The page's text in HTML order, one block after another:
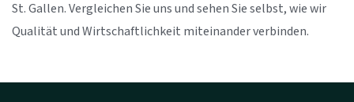
St. Gallen. Vergleichen Sie uns und sehen Sie selbst, wie wir
Qualität und Wirtschaftlichkeit miteinander verbinden.